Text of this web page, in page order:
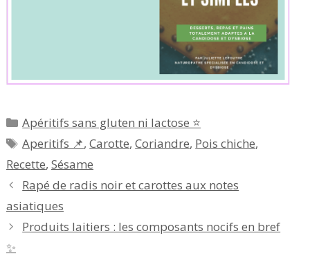
Catégories
Apéritifs sans gluten ni lactose ⭐
Étiquettes
Aperitifs 📌,Carotte,Coriandre, Pois chiche,
Recette, Sésame
Rapé de radis noir et carottes aux notes
asiatiques
Produits laitiers : les composants nocifs en bref
✨